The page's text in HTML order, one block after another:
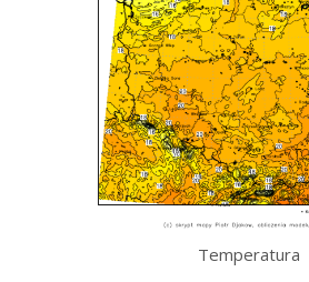
Temperatura